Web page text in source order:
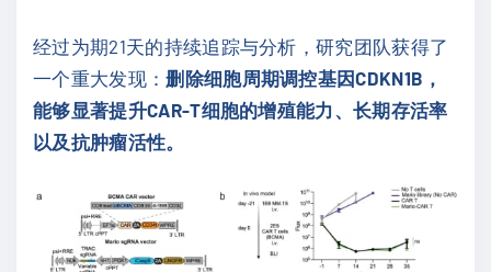
经过为期21天的持续追踪与分析，研究团队获得了
一个重大发现：删除细胞周期调控基因CDKN1B，
能够显著提升CAR-T细胞的增殖能力、长期存活率
以及抗肿瘤活性。